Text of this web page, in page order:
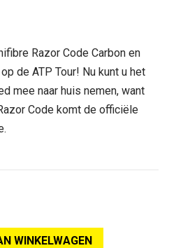
Razor Code Carbon en
de ATP Tour! Nu kunt u het
mee naar huis nemen, want
Code komt de officiële
WINKELWAGEN